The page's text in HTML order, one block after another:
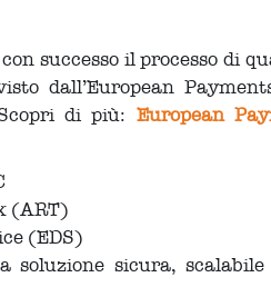
successo il processo di
dall’European
di più: European
(ART)
(EDS)
soluzione sicura,